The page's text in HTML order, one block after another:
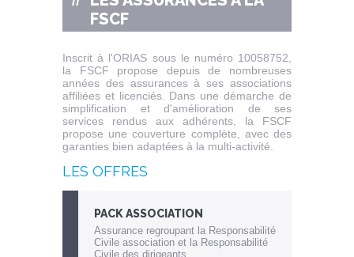
FSCF
Inscrit à l'ORIAS sous le numéro 10058752,
la FSCF propose depuis de nombreuses
années des assurances à ses associations
affiliées et licenciés. Dans une démarche de
simplification et d'amélioration de ses
services rendus aux adhérents, la FSCF
propose une couverture complète, avec des
garanties bien adaptées à la multi-activité.
LES OFFRES
PACK ASSOCIATION
Assurance regroupant la Responsabilité
Civile association et la Responsabilité
Civile des dirigeants....